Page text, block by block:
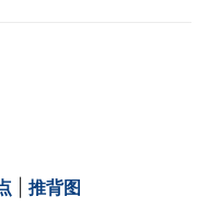
推背图